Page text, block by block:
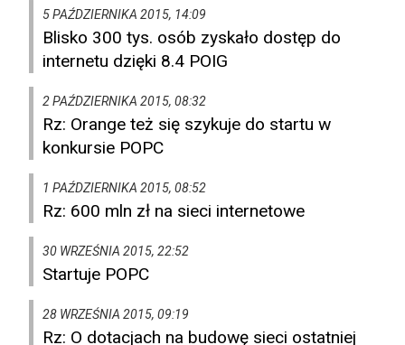
5 PAŹDZIERNIKA 2015, 14:09
Blisko 300 tys. osób zyskało dostęp do
internetu dzięki 8.4 POIG
2 PAŹDZIERNIKA 2015, 08:32
Rz: Orange też się szykuje do startu w
konkursie POPC
1 PAŹDZIERNIKA 2015, 08:52
Rz: 600 mln zł na sieci internetowe
30 WRZEŚNIA 2015, 22:52
Startuje POPC
28 WRZEŚNIA 2015, 09:19
Rz: O dotacjach na budowę sieci ostatniej